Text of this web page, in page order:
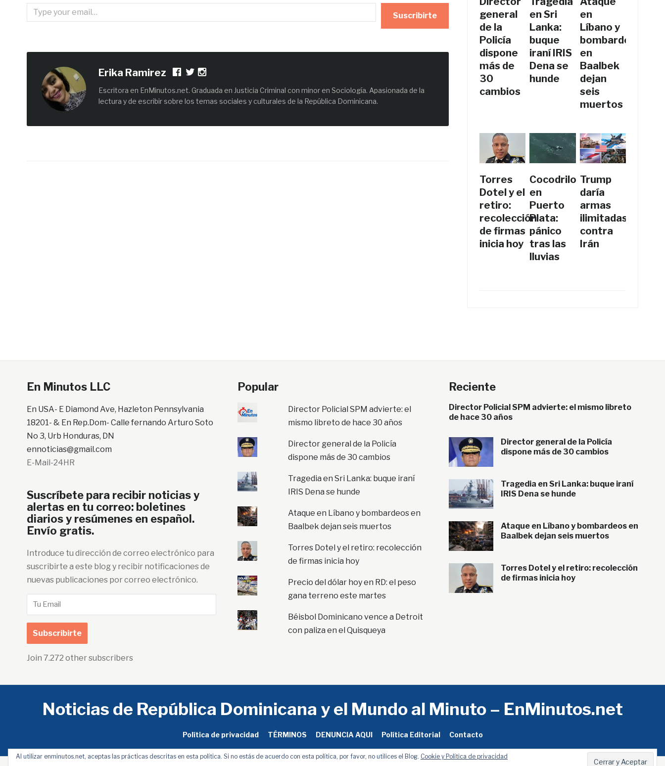
Type your email…
Suscribirte
Erika Ramirez
Escritora en EnMinutos.net. Graduada en Justicia Criminal con minor en Sociología. Apasionada de la
lectura y de escribir sobre los temas sociales y culturales de la República Dominicana.
general
de la
Policía
dispone
más de
30
cambios
en Sri
Lanka:
buque
iraní IRIS
Dena se
hunde
en
Líbano y
bombardeos
en
Baalbek
dejan
seis
muertos
Torres
Dotel y el
retiro:
recolección
de firmas
inicia hoy
Cocodrilo
en
Puerto
Plata:
pánico
tras las
lluvias
Trump
daría
armas
ilimitadas
contra
Irán
En Minutos LLC
En USA- E Diamond Ave, Hazleton Pennsylvania
18201- & En Rep.Dom- Calle fernando Arturo Soto
No 3, Urb Honduras, DN
ennoticias@gmail.com
E-Mail-24HR
Suscríbete para recibir noticias y
alertas en tu correo: boletines
diarios y resúmenes en español.
Envío gratis.
Introduce tu dirección de correo electrónico para
suscribirte a este blog y recibir notificaciones de
nuevas publicaciones por correo electrónico.
Tu
Email
Subscribirte
Join 7.272 other subscribers
Al utilizar enminutos.net, aceptas las prácticas descritas en esta política. Si no estás de acuerdo con esta política, por favor, no utilices el Blog. Cookie y Política de privacidad
Popular
Director Policial SPM advierte: el
mismo libreto de hace 30 años
Director general de la Policía
dispone más de 30 cambios
Tragedia en Sri Lanka: buque iraní
IRIS Dena se hunde
Ataque en Líbano y bombardeos en
Baalbek dejan seis muertos
Torres Dotel y el retiro: recolección
de firmas inicia hoy
Precio del dólar hoy en RD: el peso
gana terreno este martes
Béisbol Dominicano vence a Detroit
con paliza en el Quisqueya
Reciente
Director Policial SPM advierte: el mismo libreto
de hace 30 años
Director general de la Policía
dispone más de 30 cambios
Tragedia en Sri Lanka: buque iraní
IRIS Dena se hunde
Ataque en Líbano y bombardeos en
Baalbek dejan seis muertos
Torres Dotel y el retiro: recolección
de firmas inicia hoy
Noticias de República Dominicana y el Mundo al Minuto – EnMinutos.net
Política de privacidad TÉRMINOS DENUNCIA AQUI Política Editorial Contacto